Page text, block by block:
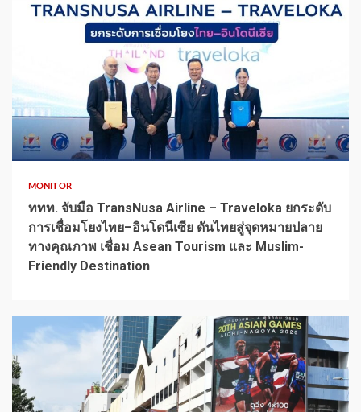
1 min read
MONITOR
ททท. จับมือ TransNusa Airline – Traveloka ยกระดับ
การเชื่อมโยงไทย–อินโดนีเซีย ดันไทยสู่จุดหมายปลาย
ทางคุณภาพ เชื่อม Asean Tourism และ Muslim-
Friendly Destination